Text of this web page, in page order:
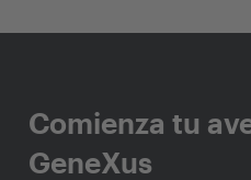
Comienza tu
GeneXus